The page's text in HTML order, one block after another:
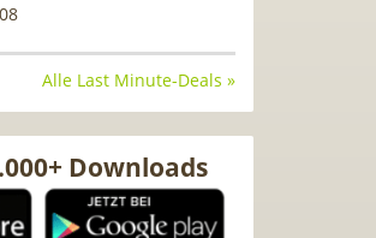
Alle Last Minute-Deals »
Downloads